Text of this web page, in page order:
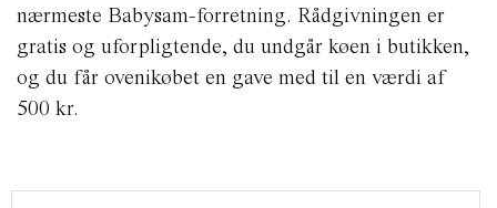
nærmeste Babysam-forretning. Rådgivningen er
gratis og uforpligtende, du undgår køen i butikken,
og du får ovenikøbet en gave med til en værdi af
500 kr.